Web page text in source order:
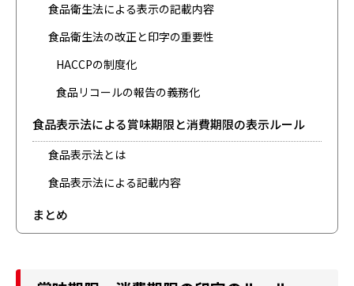
食品衛生法による表示の記載内容
食品衛生法の改正と印字の重要性
HACCPの制度化
食品リコールの報告の義務化
食品表示法による賞味期限と消費期限の表示ルール
食品表示法とは
食品表示法による記載内容
まとめ